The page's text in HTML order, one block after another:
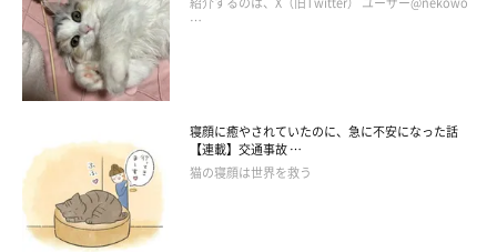
…
寝顔に癒やされていたのに、急に不安になった話
【連載】交通事故 …
猫の寝顔は世界を救う